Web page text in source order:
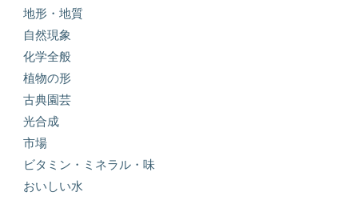
地形・地質
自然現象
化学全般
植物の形
古典園芸
光合成
市場
ビタミン・ミネラル・味
おいしい水